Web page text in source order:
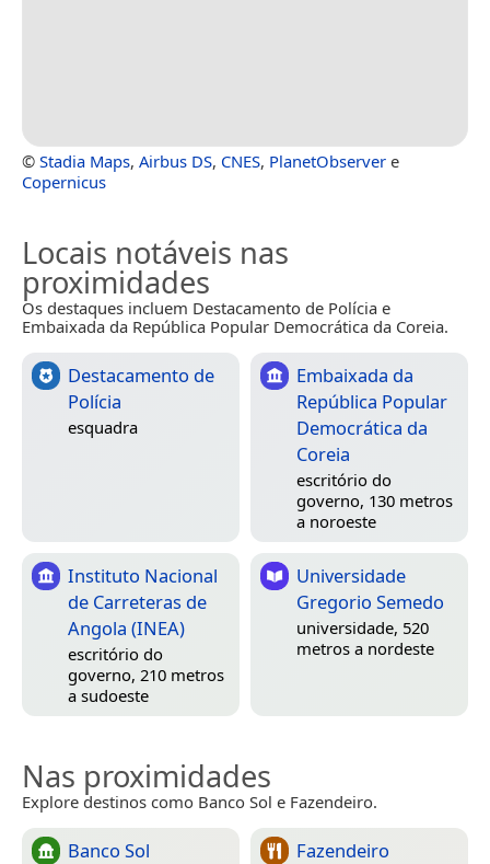
© Stadia Maps, Airbus DS, CNES, PlanetObserver e
Copernicus
Locais notáveis nas
proximidades
Os destaques incluem Destacamento de Polícia e
Embaixada da República Popular Democrática da Coreia.
Destacamento de
Polícia
esquadra
Embaixada da
República Popular
Democrática da
Coreia
escritório do
governo, 130 metros
a noroeste
Instituto Nacional
de Carreteras de
Angola (INEA)
escritório do
governo, 210 metros
a sudoeste
Universidade
Gregorio Semedo
universidade, 520
metros a nordeste
Nas proximidades
Explore destinos como Banco Sol e Fazendeiro.
Banco Sol Fazendeiro